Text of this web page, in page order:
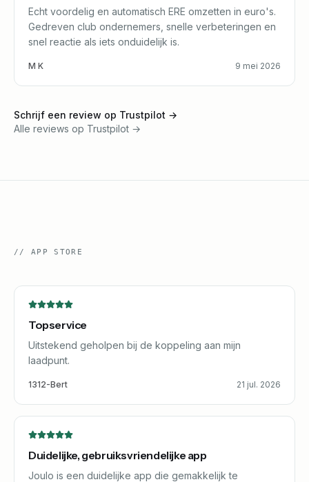
Echt voordelig en automatisch ERE omzetten in euro's.
Gedreven club ondernemers, snelle verbeteringen en
snel reactie als iets onduidelijk is.
M K 9 mei 2026
Schrijf een review op Trustpilot →
Alle reviews op Trustpilot →
// APP STORE
Topservice
Uitstekend geholpen bij de koppeling aan mijn
laadpunt.
1312-Bert 21 jul. 2026
Duidelijke, gebruiksvriendelijke app
Joulo is een duidelijke app die gemakkelijk te